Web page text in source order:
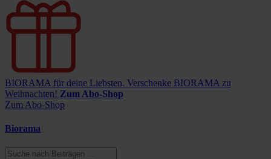
BIORAMA für deine Liebsten. Verschenke BIORAMA zu
Weihnachten! Zum Abo-Shop
Zum Abo-Shop
Biorama